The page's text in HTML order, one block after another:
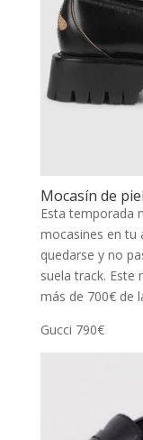
Mocasín de
Esta temporada
mocasines en tu
quedarse y no
suela track. Este
más de 700€ de
Gucci 790€